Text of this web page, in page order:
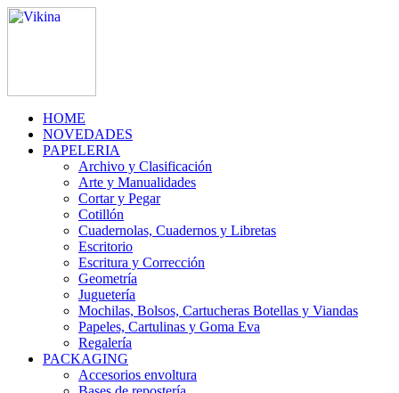
HOME
NOVEDADES
PAPELERIA
Archivo y Clasificación
Arte y Manualidades
Cortar y Pegar
Cotillón
Cuadernolas, Cuadernos y Libretas
Escritorio
Escritura y Corrección
Geometría
Juguetería
Mochilas, Bolsos, Cartucheras Botellas y Viandas
Papeles, Cartulinas y Goma Eva
Regalería
PACKAGING
Accesorios envoltura